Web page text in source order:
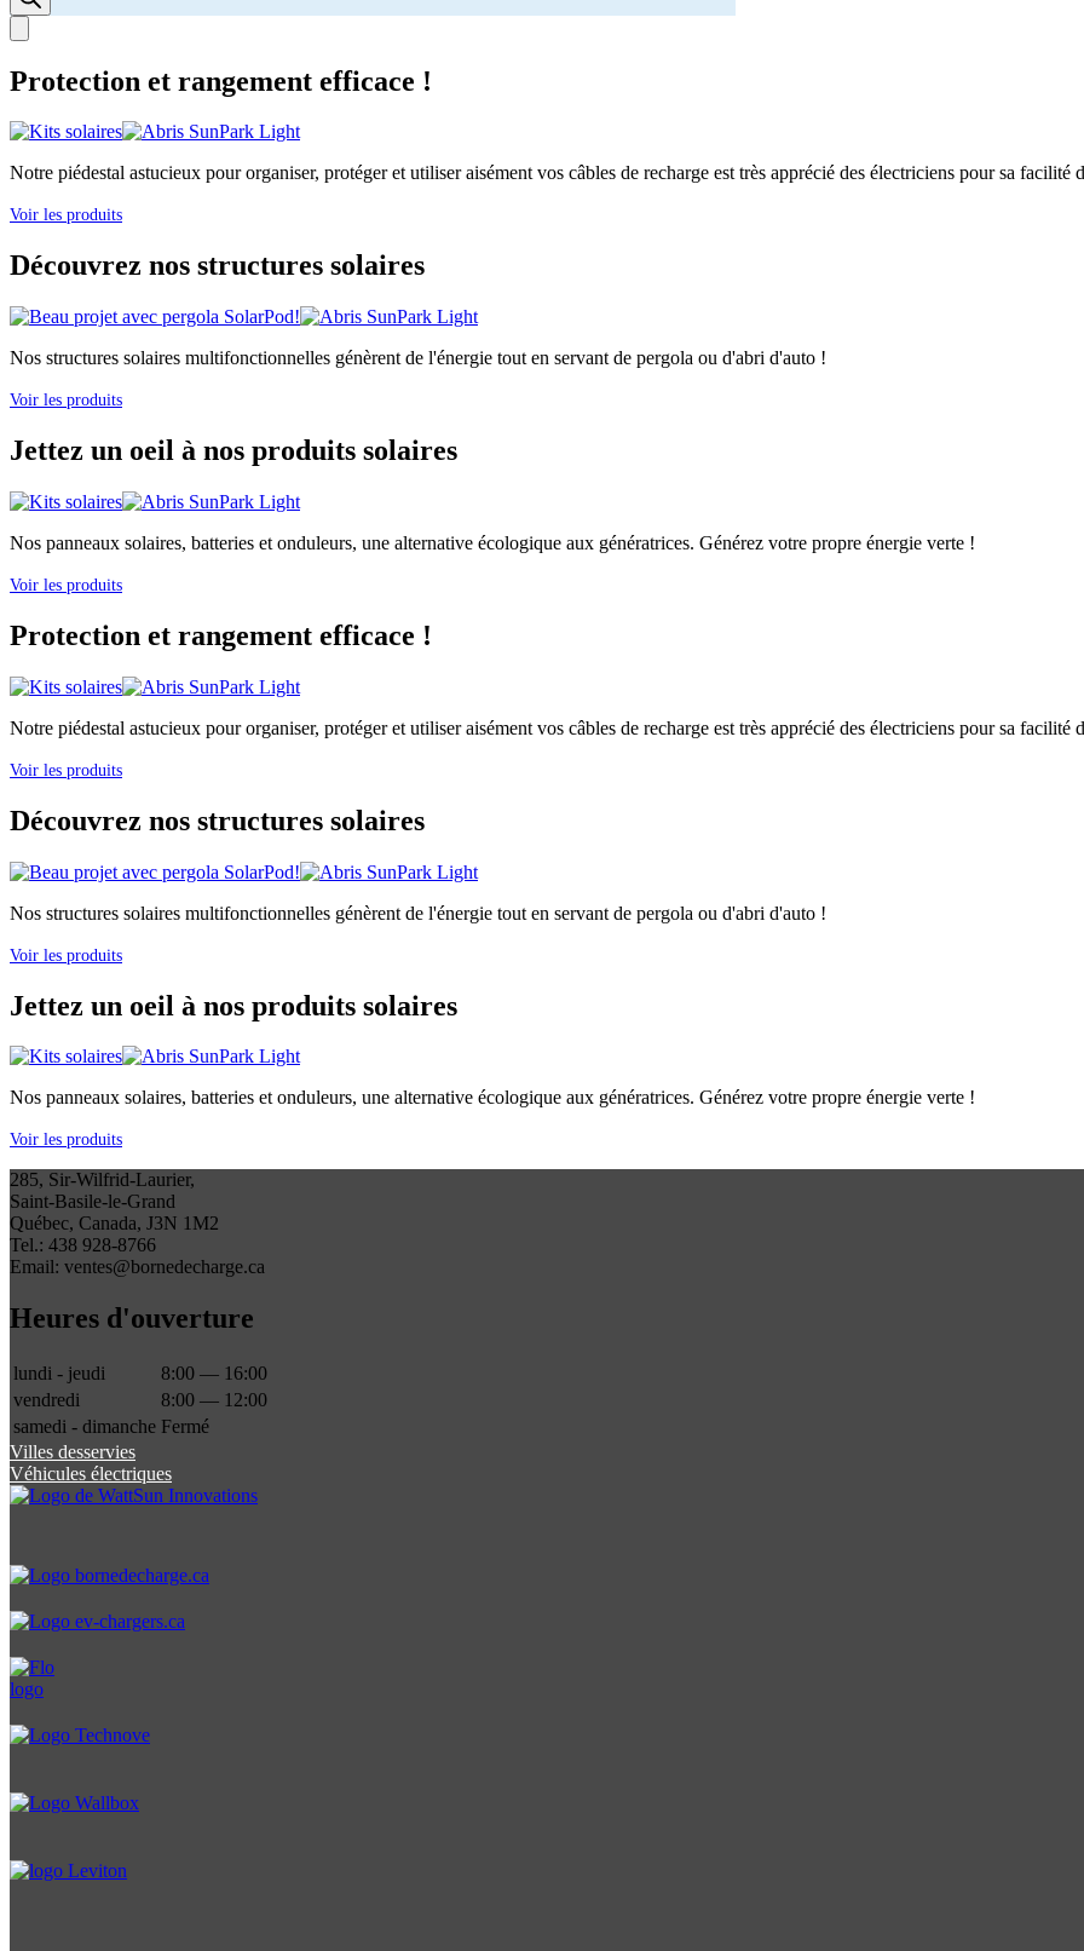
Protection et rangement efficace !
Notre piédestal astucieux pour organiser, protéger et utiliser aisément vos câbles de recharge est très apprécié des électriciens pour sa facilité
Voir les produits
Découvrez nos structures solaires
Nos structures solaires multifonctionnelles génèrent de l'énergie tout en servant de pergola ou d'abri d'auto !
Voir les produits
Jettez un oeil à nos produits solaires
Nos panneaux solaires, batteries et onduleurs, une alternative écologique aux génératrices. Générez votre propre énergie verte !
Voir les produits
Protection et rangement efficace !
Notre piédestal astucieux pour organiser, protéger et utiliser aisément vos câbles de recharge est très apprécié des électriciens pour sa facilité
Voir les produits
Découvrez nos structures solaires
Nos structures solaires multifonctionnelles génèrent de l'énergie tout en servant de pergola ou d'abri d'auto !
Voir les produits
Jettez un oeil à nos produits solaires
Nos panneaux solaires, batteries et onduleurs, une alternative écologique aux génératrices. Générez votre propre énergie verte !
Voir les produits
285, Sir-Wilfrid-Laurier,
Saint-Basile-le-Grand
Québec, Canada, J3N 1M2
Tel.: 438 928-8766
Email: ventes@bornedecharge.ca
Heures d'ouverture
lundi - jeudi
8:00 — 16:00
vendredi
8:00 — 12:00
samedi - dimanche Fermé
Villes desservies
Véhicules électriques